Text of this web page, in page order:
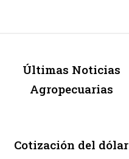
Últimas Noticias
Agropecuarias
Cotización del dólar